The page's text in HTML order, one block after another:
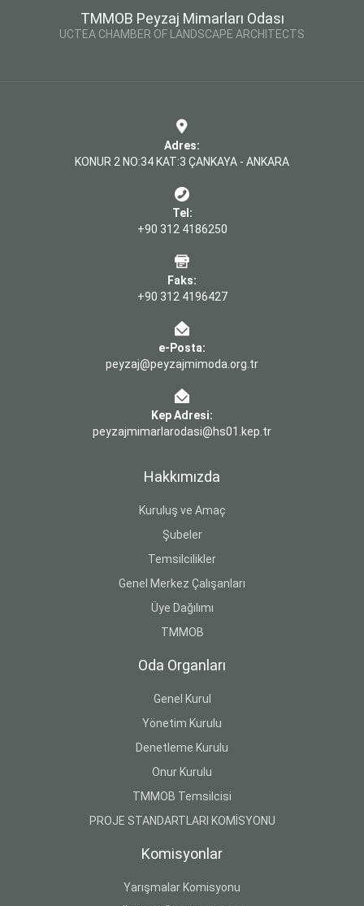
TMMOB Peyzaj Mimarları Odası
UCTEA CHAMBER OF LANDSCAPE ARCHITECTS
Adres:
KONUR 2 NO:34 KAT:3 ÇANKAYA - ANKARA
Tel:
+90 312 4186250
Faks:
+90 312 4196427
e-Posta:
peyzaj@peyzajmimoda.org.tr
Kep Adresi:
peyzajmimarlarodasi@hs01.kep.tr
Hakkımızda
Kuruluş ve Amaç
Şubeler
Temsilcilikler
Genel Merkez Çalışanları
Üye Dağılımı
TMMOB
Oda Organları
Genel Kurul
Yönetim Kurulu
Denetleme Kurulu
Onur Kurulu
TMMOB Temsilcisi
PROJE STANDARTLARI KOMİSYONU
Komisyonlar
Yarışmalar Komisyonu